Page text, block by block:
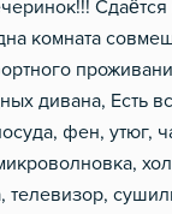
Сдаётся
комната
дивана, Есть
фен, утюг,
телевизор,